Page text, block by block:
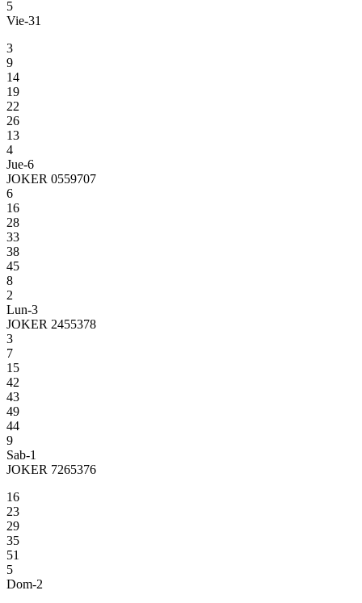
5
Vie-31
3
9
14
19
22
26
13
4
Jue-6
JOKER 0559707
6
16
28
33
38
45
8
2
Lun-3
JOKER 2455378
3
7
15
42
43
49
44
9
Sab-1
JOKER 7265376
16
23
29
35
51
5
Dom-2